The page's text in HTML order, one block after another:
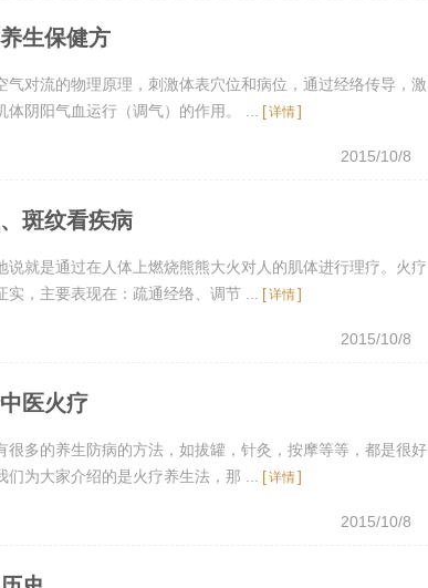
生保健方
气对流的物理原理，刺激体表穴位和病位，通过经络传导，激
阴阳气血运行（调气）的作用。 ...
[详情]
2015/10/8
斑纹看疾病
说就是通过在人体上燃烧熊熊大火对人的肌体进行理疗。火疗
，主要表现在：疏通经络、调节 ...
[详情]
2015/10/8
医火疗
很多的养生防病的方法，如拔罐，针灸，按摩等等，都是很好
为大家介绍的是火疗养生法，那 ...
[详情]
2015/10/8